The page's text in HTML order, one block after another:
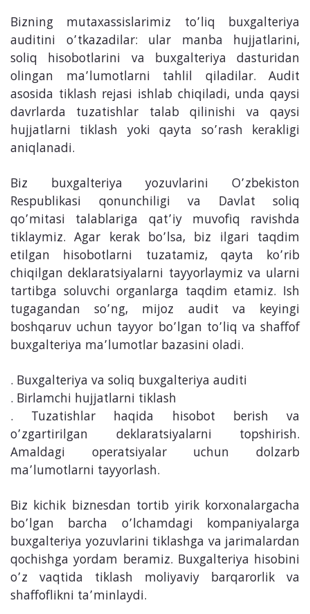
Bizning mutaxassislarimiz to’liq buxgalteriya
auditini o’tkazadilar: ular manba hujjatlarini,
soliq hisobotlarini va buxgalteriya dasturidan
olingan ma’lumotlarni tahlil qiladilar. Audit
asosida tiklash rejasi ishlab chiqiladi, unda qaysi
davrlarda tuzatishlar talab qilinishi va qaysi
hujjatlarni tiklash yoki qayta so’rash kerakligi
aniqlanadi.
Biz buxgalteriya yozuvlarini O’zbekiston
Respublikasi qonunchiligi va Davlat soliq
qo’mitasi talablariga qat’iy muvofiq ravishda
tiklaymiz. Agar kerak bo’lsa, biz ilgari taqdim
etilgan hisobotlarni tuzatamiz, qayta ko’rib
chiqilgan deklaratsiyalarni tayyorlaymiz va ularni
tartibga soluvchi organlarga taqdim etamiz. Ish
tugagandan so’ng, mijoz audit va keyingi
boshqaruv uchun tayyor bo’lgan to’liq va shaffof
buxgalteriya ma’lumotlar bazasini oladi.
. Buxgalteriya va soliq buxgalteriya auditi
. Birlamchi hujjatlarni tiklash
. Tuzatishlar haqida hisobot berish va
o’zgartirilgan deklaratsiyalarni topshirish.
Amaldagi operatsiyalar uchun dolzarb
ma’lumotlarni tayyorlash.
Biz kichik biznesdan tortib yirik korxonalargacha
bo’lgan barcha o’lchamdagi kompaniyalarga
buxgalteriya yozuvlarini tiklashga va jarimalardan
qochishga yordam beramiz. Buxgalteriya hisobini
o’z vaqtida tiklash moliyaviy barqarorlik va
shaffoflikni ta’minlaydi.